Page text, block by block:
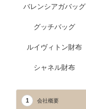
バレンシアガバッグ
グッチバッグ
ルイヴィトン財布
シャネル財布
1 会社概要